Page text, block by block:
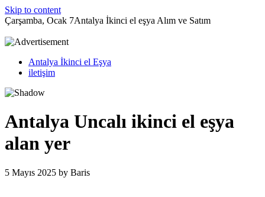
Skip to content
Çarşamba, Ocak 7Antalya İkinci el eşya Alım ve Satım
Antalya İkinci el Eşya
iletişim
Antalya Uncalı ikinci el eşya
alan yer
5 Mayıs 2025 by Baris